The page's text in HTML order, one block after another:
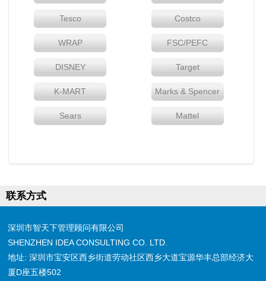
Tesco Costco
WRAP FSC/PEFC
DISNEY Target
K-MART Marks & Spencer
Sears Mattel
联系方式
深圳市智天下管理顾问有限公司
SHENZHEN IDEA CONSULTING CO. LTD.
地址: 深圳市宝安区西乡街道劳动社区西乡大道宝源华丰总部经济大
厦D座五楼502